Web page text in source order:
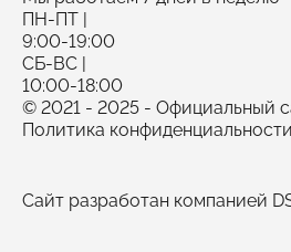
ПН-ПТ |
9:00-19:00
СБ-ВС |
10:00-18:00
© 2021 - 2025 - Официальный
Политика конфиденциальности
Сайт разработан компанией